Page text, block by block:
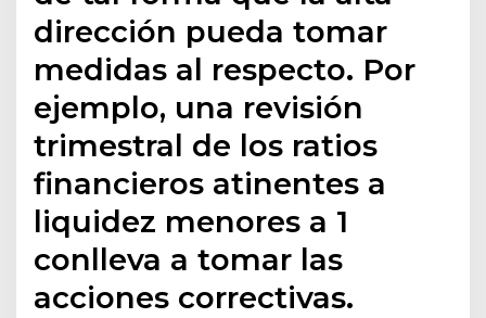
dirección pueda tomar
medidas al respecto. Por
ejemplo, una revisión
trimestral de los ratios
financieros atinentes a
liquidez menores a 1
conlleva a tomar las
acciones correctivas.